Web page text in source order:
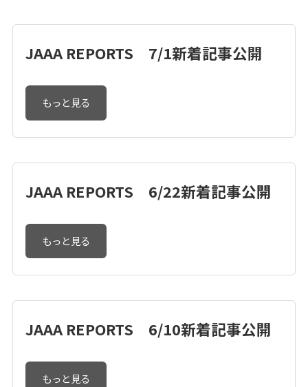
JAAA REPORTS 7/1新着記事公開
もっと見る
JAAA REPORTS 6/22新着記事公開
もっと見る
JAAA REPORTS 6/10新着記事公開
もっと見る